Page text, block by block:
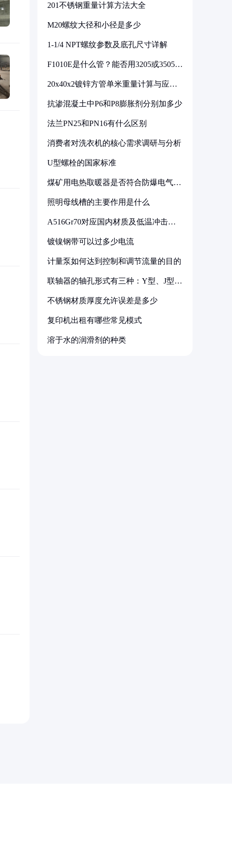
201不锈钢重量计算方法大全
M20螺纹大径和小径是多少
1-1/4 NPT螺纹参数及底孔尺寸详解
F1010E是什么管？能否用3205或3505代
20x40x2镀锌方管单米重量计算与应用
抗渗混凝土中P6和P8膨胀剂分别加多少
法兰PN25和PN16有什么区别
消费者对洗衣机的核心需求调研与分析
U型螺栓的国家标准
煤矿用电热取暖器是否符合防爆电气设
照明母线槽的主要作用是什么
A516Gr70对应国内材质及低温冲击要
镀镍钢带可以过多少电流
计量泵如何达到控制和调节流量的目的
联轴器的轴孔形式有三种：Y型、J型、
不锈钢材质厚度允许误差是多少
复印机出租有哪些常见模式
溶于水的润滑剂的种类